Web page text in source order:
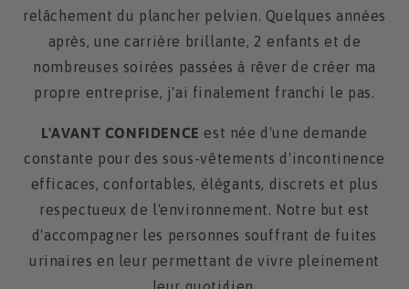
relâchement du plancher pelvien. Quelques années
après, une carrière brillante, 2 enfants et de
nombreuses soirées passées à rêver de créer ma
propre entreprise, j'ai finalement franchi le pas.
L'AVANT CONFIDENCE est née d'une demande
constante pour des sous-vêtements d'incontinence
efficaces, confortables, élégants, discrets et plus
respectueux de l'environnement. Notre but est
d'accompagner les personnes souffrant de fuites
urinaires en leur permettant de vivre pleinement